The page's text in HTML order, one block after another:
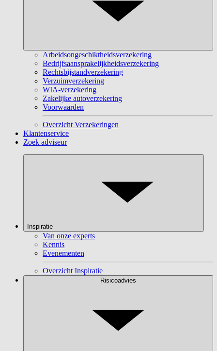
Arbeidsongeschiktheidsverzekering
Bedrijfsaansprakelijkheidsverzekering
Rechtsbijstandverzekering
Verzuimverzekering
WIA-verzekering
Zakelijke autoverzekering
Voorwaarden
Overzicht Verzekeringen
Klantenservice
Zoek adviseur
Inspiratie
Van onze experts
Kennis
Evenementen
Overzicht Inspiratie
Risicoadvies